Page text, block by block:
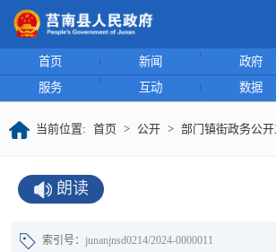
首页 新闻 政府
服务
互动 数据
当前位置: 首页 > 公开 > 部门镇街政务公
朗读
索引号： junanjnsd0214/2024-0000011